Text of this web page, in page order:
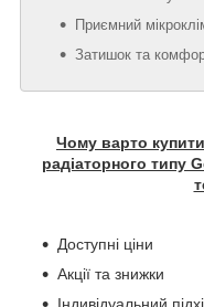
Приємний
Затишок та
Чому варто
радіаторного типу
Доступні ціни
Акції та знижки
Індивідуальний